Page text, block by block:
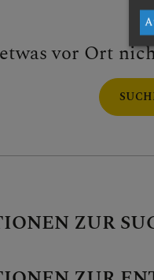
vor Ort
ZUR